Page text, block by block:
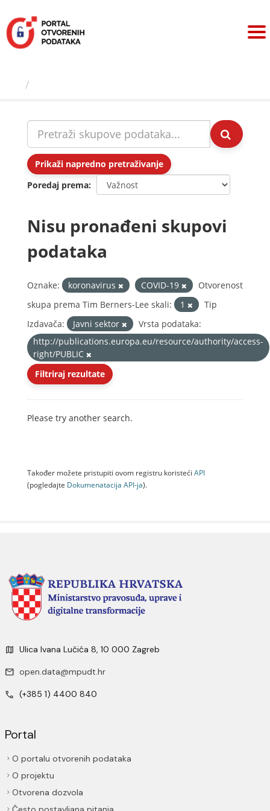
sadržaj
Prikaži napredno pretraživanje
Poredaj prema
Nisu pronađeni skupovi
podataka
Oznake: koronavirus COVID-19
Otvorenost
skupa prema Tim Berners-Lee skali:
1
Tip
Izdavača:
Javni sektor
Vrsta podataka:
http://publications.europa.eu/resource/authority/access-
right/PUBLIC
Filtriraj rezultate
Please try another search.
Također možete pristupiti ovom registru koristeći API
(pogledajte Dokumenаtаcijа API-jа).